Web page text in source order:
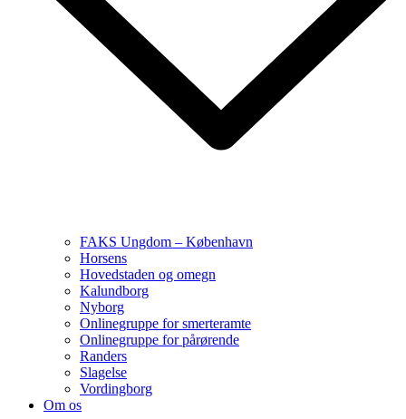
FAKS Ungdom – København
Horsens
Hovedstaden og omegn
Kalundborg
Nyborg
Onlinegruppe for smerteramte
Onlinegruppe for pårørende
Randers
Slagelse
Vordingborg
Om os